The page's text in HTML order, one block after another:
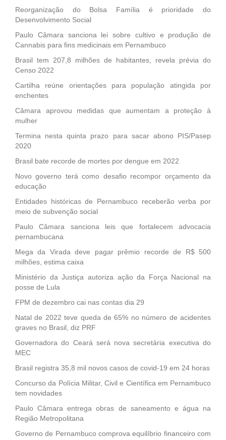
Reorganização do Bolsa Família é prioridade do
Desenvolvimento Social
Paulo Câmara sanciona lei sobre cultivo e produção de
Cannabis para fins medicinais em Pernambuco
Brasil tem 207,8 milhões de habitantes, revela prévia do
Censo 2022
Cartilha reúne orientações para população atingida por
enchentes
Câmara aprovou medidas que aumentam a proteção à
mulher
Termina nesta quinta prazo para sacar abono PIS/Pasep
2020
Brasil bate recorde de mortes por dengue em 2022
Novo governo terá como desafio recompor orçamento da
educação
Entidades históricas de Pernambuco receberão verba por
meio de subvenção social
Paulo Câmara sanciona leis que fortalecem advocacia
pernambucana
Mega da Virada deve pagar prêmio recorde de R$ 500
milhões, estima caixa
Ministério da Justiça autoriza ação da Força Nacional na
posse de Lula
FPM de dezembro cai nas contas dia 29
Natal de 2022 teve queda de 65% no número de acidentes
graves no Brasil, diz PRF
Governadora do Ceará será nova secretária executiva do
MEC
Brasil registra 35,8 mil novos casos de covid-19 em 24 horas
Concurso da Polícia Militar, Civil e Científica em Pernambuco
tem novidades
Paulo Câmara entrega obras de saneamento e água na
Região Metropolitana
Governo de Pernambuco comprova equilíbrio financeiro com